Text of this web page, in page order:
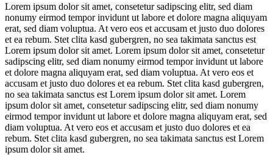
Lorem ipsum dolor sit amet, consetetur sadipscing elitr, sed diam
nonumy eirmod tempor invidunt ut labore et dolore magna aliquyam
erat, sed diam voluptua. At vero eos et accusam et justo duo dolores
et ea rebum. Stet clita kasd gubergren, no sea takimata sanctus est
Lorem ipsum dolor sit amet. Lorem ipsum dolor sit amet, consetetur
sadipscing elitr, sed diam nonumy eirmod tempor invidunt ut labore
et dolore magna aliquyam erat, sed diam voluptua. At vero eos et
accusam et justo duo dolores et ea rebum. Stet clita kasd gubergren,
no sea takimata sanctus est Lorem ipsum dolor sit amet. Lorem
ipsum dolor sit amet, consetetur sadipscing elitr, sed diam nonumy
eirmod tempor invidunt ut labore et dolore magna aliquyam erat, sed
diam voluptua. At vero eos et accusam et justo duo dolores et ea
rebum. Stet clita kasd gubergren, no sea takimata sanctus est Lorem
ipsum dolor sit amet.